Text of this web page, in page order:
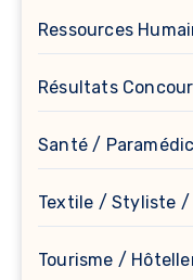
Ressources
Résultats
Santé /
Textile / Styliste /
Tourisme /